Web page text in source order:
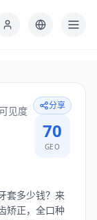
见度
分享
70
GEO
套多少钱？来
矫正，全口种